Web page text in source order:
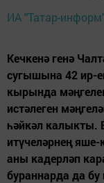
ИА "Татар-
Кечкенә генә
сугышына 42 ир-
кырында
истәлеген
һәйкәл калыкты.
итүчеләрнең
аны кадерләп
бураннарда да бу